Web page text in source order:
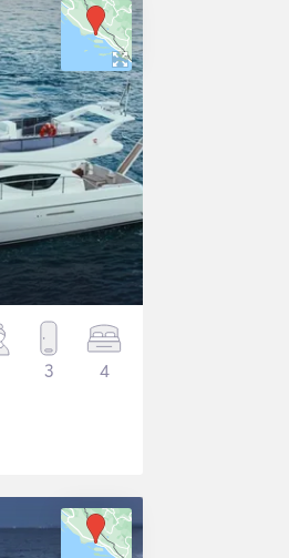
3 4